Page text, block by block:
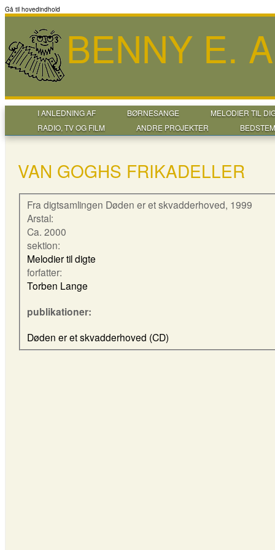
Gå til hovedindhold
BENNY E.
I ANLEDNING AF BØRNESANGE
MELODIER TIL
RADIO, TV OG FILM
ANDRE PROJEKTER
VAN GOGHS FRIKADELLER
Fra digtsamlingen Døden er et skvadderhoved, 1999
Arstal:
Ca. 2000
sektion:
Melodier til digte
forfatter:
Torben Lange
publikationer:
Døden er et skvadderhoved (CD)